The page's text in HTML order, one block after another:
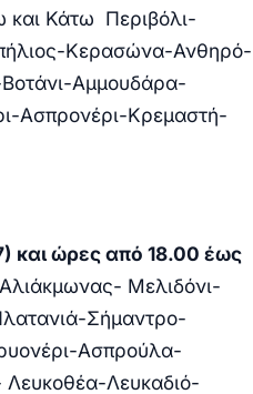
και Κάτω Περιβόλι-
Κερασώνα-Ανθηρό-
Αμμουδάρα-
Ασπρονέρι-Κρεμαστή-
και ώρες από 18.00 έως
Αλιάκμωνας- Μελιδόνι-
Σήμαντρο-
Ασπρούλα-
Λευκαδιό-